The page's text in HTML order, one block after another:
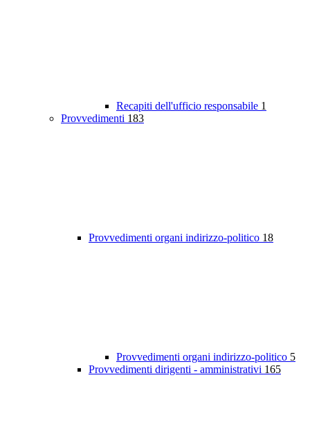
Recapiti dell'ufficio responsabile 1
Provvedimenti 183
Provvedimenti organi indirizzo-politico 18
Provvedimenti organi indirizzo-politico 5
Provvedimenti dirigenti - amministrativi 165